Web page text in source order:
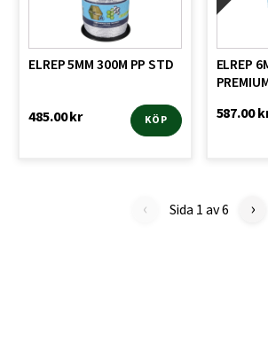
ELREP 5MM 300M PP STD
485.00kr KÖP
ELREP
587.00
‹ Sida 1 av 6 ›